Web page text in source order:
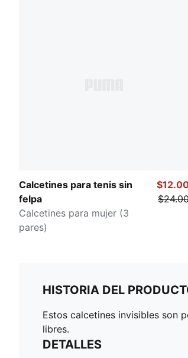
Calcetines para tenis sin
felpa
Calcetines para mujer (3
pares)
HISTORIA DEL
Estos calcetines invisibles son
libres.
DETALLES